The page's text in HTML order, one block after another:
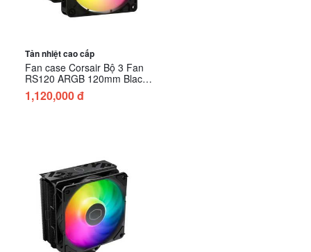
Tản nhiệt cao cấp
Fan case Corsair Bộ 3 Fan
RS120 ARGB 120mm Black
CO-9050181-WW
1,120,000 đ